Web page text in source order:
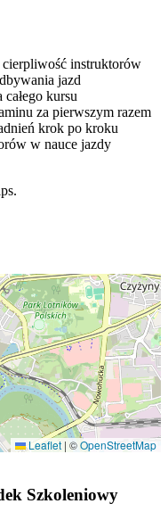
instruktorów
jazd
kursu
za pierwszym razem
krok po kroku
w nauce jazdy
Leaflet | ©OpenStreetMap
Szkoleniowy